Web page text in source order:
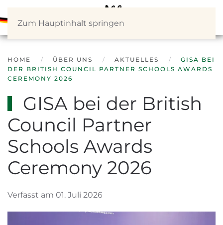
Zum Hauptinhalt springen
HOME ÜBER UNS AKTUELLES
GISA BEI
DER BRITISH COUNCIL PARTNER SCHOOLS AWARDS
CEREMONY 2026
GISA bei der British
Council Partner
Schools Awards
Ceremony 2026
Verfasst am 01. Juli 2026